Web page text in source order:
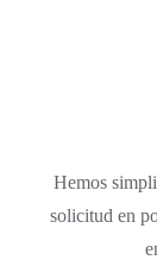
Hemos
solicitud en